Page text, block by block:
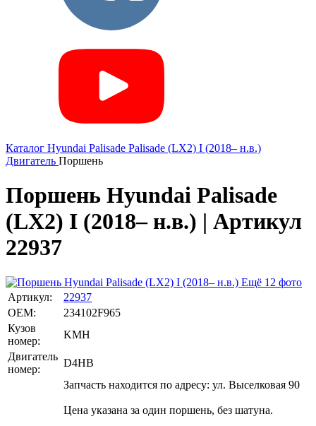
Каталог Hyundai Palisade Palisade (LX2) I (2018– н.в.)
Двигатель Поршень
Поршень Hyundai Palisade
(LX2) I (2018– н.в.) | Артикул
22937
Ещё 12 фото
Артикул:
22937
OEM:
234102F965
Кузов
номер:
KMH
Двигатель
номер:
D4HB
Запчасть находится по адресу: ул. Выселковая 90
Цена указана за один поршень, без шатуна.